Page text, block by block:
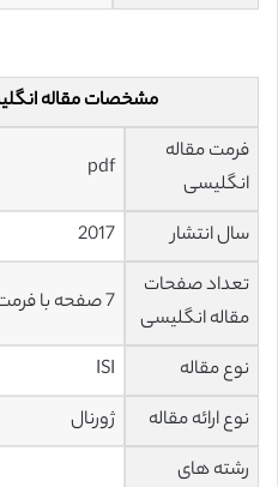
مشخصات مقاله
فرمت مقاله
انگلیسی
pdf
سال انتشار
2017
تعداد صفحات
مقاله انگلیسی
7 صفحه با فرمت pdf
نوع مقاله
ISI
نوع ارائه مقاله
ژورنال
رشته های